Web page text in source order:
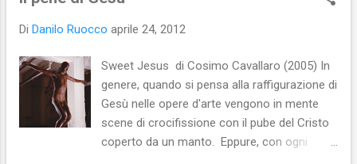
Di Danilo Ruocco aprile 24, 2012
Sweet Jesus di Cosimo Cavallaro (2005) In
genere, quando si pensa alla raffigurazione di
Gesù nelle opere d'arte vengono in mente
scene di crocifissione con il pube del Cristo
coperto da un manto. Eppure, con ogni